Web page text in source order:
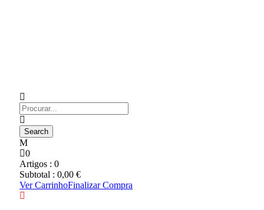
0
Artigos : 0
Subtotal : 0,00 €
Ver CarrinhoFinalizar Compra